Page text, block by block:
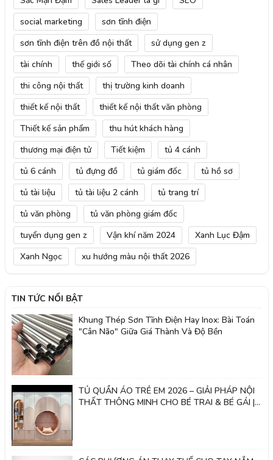
social marketing
sơn tĩnh điện
sơn tĩnh điện trên đồ nội thất
sử dụng gen z
tài chính
thế giới số
Theo dõi tài chính cá nhân
thi công nội thất
thị trường kinh doanh
thiết kế nội thất
thiết kế nội thất văn phòng
Thiết kế sản phẩm
thu hút khách hàng
thương mại điện tử
Tiết kiệm
tủ 4 cánh
tủ 6 cánh
tủ đựng đồ tủ giám đốc
tủ hồ sơ
tủ tài liệu
tủ tài liệu 2 cánh
tủ trang trí
tủ văn phòng
tủ văn phòng giám đốc
tuyển dụng gen z
Vận khí năm 2024
Xanh Lục Đậm
Xanh Ngọc
xu hướng màu nội thất 2026
TIN TỨC NỔI BẬT
Khung Thép Sơn Tĩnh Điện Hay Inox: Bài Toán
"Cân Não" Giữa Giá Thành Và Độ Bền
TỦ QUẦN ÁO TRẺ EM 2026 – GIẢI PHÁP NỘI
THẤT THÔNG MINH CHO BÉ TRAI & BÉ GÁI |